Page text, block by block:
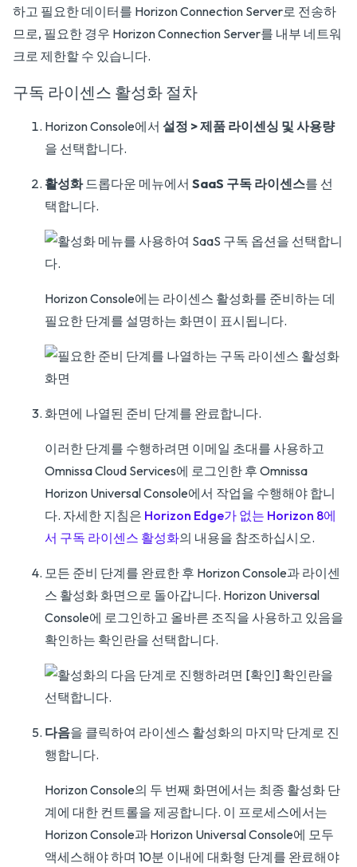
하고 필요한 데이터를 Horizon Connection Server로 전송하
므로, 필요한 경우 Horizon Connection Server를 내부 네트워
크로 제한할 수 있습니다.
구독 라이센스 활성화 절차
Horizon Console에서 설정 > 제품 라이센싱 및 사용량
을 선택합니다.
활성화드롭다운 메뉴에서 SaaS 구독 라이센스를 선
택합니다.
Horizon Console에는 라이센스 활성화를 준비하는 데
필요한 단계를 설명하는 화면이 표시됩니다.
화면에 나열된 준비 단계를 완료합니다.
이러한 단계를 수행하려면 이메일 초대를 사용하고
Omnissa Cloud Services에 로그인한 후 Omnissa
Horizon Universal Console에서 작업을 수행해야 합니
다. 자세한 지침은 Horizon Edge가 없는 Horizon 8에
서 구독 라이센스 활성화의 내용을 참조하십시오.
모든 준비 단계를 완료한 후 Horizon Console과 라이센
스 활성화 화면으로 돌아갑니다. Horizon Universal
Console에 로그인하고 올바른 조직을 사용하고 있음을
확인하는 확인란을 선택합니다.
다음을 클릭하여 라이센스 활성화의 마지막 단계로 진
행합니다.
Horizon Console의 두 번째 화면에서는 최종 활성화 단
계에 대한 컨트롤을 제공합니다. 이 프로세스에서는
Horizon Console과 Horizon Universal Console에 모두
액세스해야 하며 10분 이내에 대화형 단계를 완료해야